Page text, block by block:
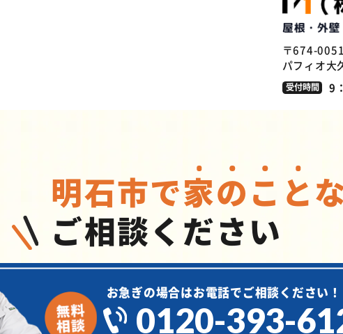
〒674-
パフィオ大
受付時間 9
明石市で家のこ と
ご相談ください
お急ぎの場合はお電話でご相談ください！
0120-393-